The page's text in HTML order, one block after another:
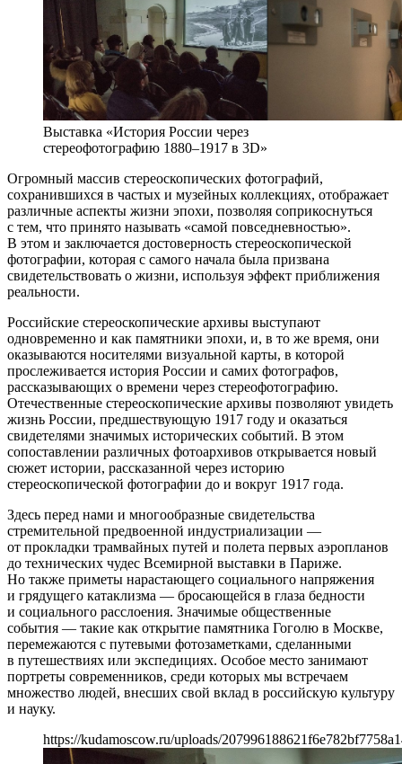
Выставка «История России через
стереофотографию 1880–1917 в 3D»
Огромный массив стереоскопических фотографий,
сохранившихся в частых и музейных коллекциях, отображает
различные аспекты жизни эпохи, позволяя соприкоснуться
с тем, что принято называть «самой повседневностью».
В этом и заключается достоверность стереоскопической
фотографии, которая с самого начала была призвана
свидетельствовать о жизни, используя эффект приближения
реальности.
Российские стереоскопические архивы выступают
одновременно и как памятники эпохи, и, в то же время, они
оказываются носителями визуальной карты, в которой
прослеживается история России и самих фотографов,
рассказывающих о времени через стереофотографию.
Отечественные стереоскопические архивы позволяют увидеть
жизнь России, предшествующую 1917 году и оказаться
свидетелями значимых исторических событий. В этом
сопоставлении различных фотоархивов открывается новый
сюжет истории, рассказанной через историю
стереоскопической фотографии до и вокруг 1917 года.
Здесь перед нами и многообразные свидетельства
стремительной предвоенной индустриализации —
от прокладки трамвайных путей и полета первых аэропланов
до технических чудес Всемирной выставки в Париже.
Но также приметы нарастающего социального напряжения
и грядущего катаклизма — бросающейся в глаза бедности
и социального расслоения. Значимые общественные
события — такие как открытие памятника Гоголю в Москве,
перемежаются с путевыми фотозаметками, сделанными
в путешествиях или экспедициях. Особое место занимают
портреты современников, среди которых мы встречаем
множество людей, внесших свой вклад в российскую культуру
и науку.
https://kudamoscow.ru/uploads/